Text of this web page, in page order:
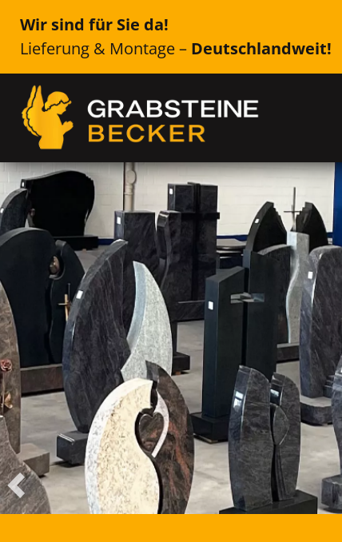
Wir sind für Sie da!
Lieferung & Montage – Deutschlandweit!
Genau das Richtige für
Schiltach
Einzelsteine, Doppelsteine,
Liegesteine, Findlinge,
u.v.m.
Vorheriger